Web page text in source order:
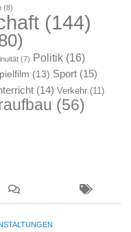
(8)
(144)
(7) Politik (16)
(13) Sport (15)
(14) Verkehr (11)
(56)